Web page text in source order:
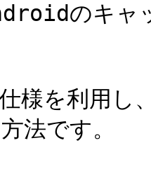
のキャ
様を利用し
法です。